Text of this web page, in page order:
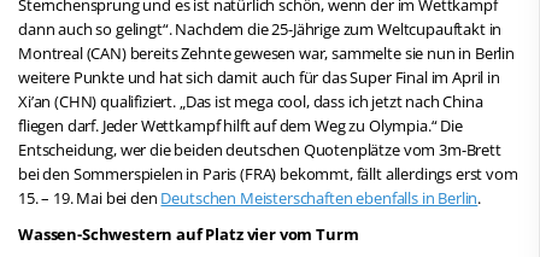
Sternchensprung und es ist natürlich schön, wenn der im Wettkampf
dann auch so gelingt“. Nachdem die 25-Jährige zum Weltcupauftakt in
Montreal (CAN) bereits Zehnte gewesen war, sammelte sie nun in Berlin
weitere Punkte und hat sich damit auch für das Super Final im April in
Xi’an (CHN) qualifiziert. „Das ist mega cool, dass ich jetzt nach China
fliegen darf. Jeder Wettkampf hilft auf dem Weg zu Olympia.“ Die
Entscheidung, wer die beiden deutschen Quotenplätze vom 3m-Brett
bei den Sommerspielen in Paris (FRA) bekommt, fällt allerdings erst vom
15. – 19. Mai bei den Deutschen Meisterschaften ebenfalls in Berlin.
Wassen-Schwestern auf Platz vier vom Turm